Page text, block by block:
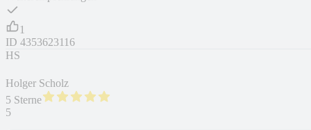
1
ID 4353623116
HS
Holger Scholz
5 Sterne
5